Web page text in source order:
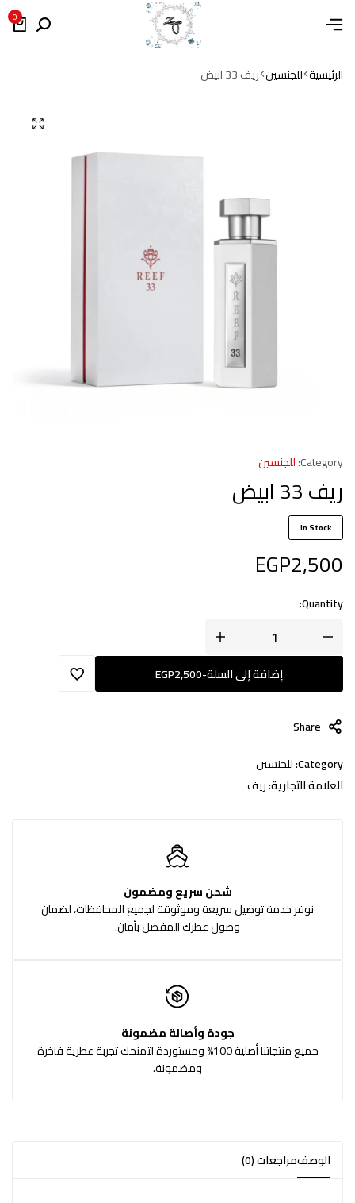
0
الرئيسية للجنسين ريف 33 ابيض
Category: للجنسين
ريف 33 ابيض
In Stock
EGP2,500
Quantity:
إضافة إلى السلة-
EGP2,500
Share
Category: للجنسين
العلامة التجارية:ريف
شحن سريع ومضمون
نوفر خدمة توصيل سريعة وموثوقة لجميع المحافظات، لضمان
وصول عطرك المفضل بأمان.
جودة وأصالة مضمونة
جميع منتجاتنا أصلية 100% ومستوردة لتمنحك تجربة عطرية فاخرة
ومضمونة.
الوصفمراجعات (0)